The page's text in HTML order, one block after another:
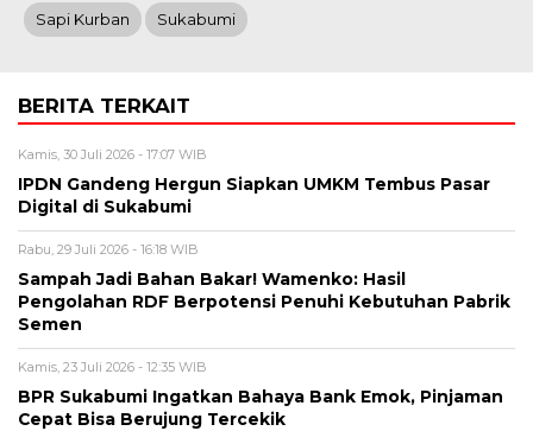
Sapi Kurban Sukabumi
BERITA TERKAIT
Kamis, 30 Juli 2026 - 17:07 WIB
IPDN Gandeng Hergun Siapkan UMKM Tembus Pasar
Digital di Sukabumi
Rabu, 29 Juli 2026 - 16:18 WIB
Sampah Jadi Bahan Bakar! Wamenko: Hasil
Pengolahan RDF Berpotensi Penuhi Kebutuhan Pabrik
Semen
Kamis, 23 Juli 2026 - 12:35 WIB
BPR Sukabumi Ingatkan Bahaya Bank Emok, Pinjaman
Cepat Bisa Berujung Tercekik